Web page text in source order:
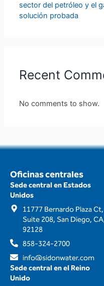
sector del petróleo y el
solución probada
Recent
No comments to show.
Oficinas centrales
Sede central en Estados
Unidos
11777 Bernardo Plaza Ct,
Suite 208, San Diego,
92128
858-324-2700
info@sidonwater.com
Sede central en el Reino
Unido